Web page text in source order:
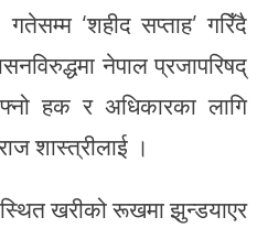
‘शहीद सप्ताह’ गरिँदै
नेपाल प्रजापरिषद्
हक र अधिकारका लागि
शास्त्रीलाई ।
खरीको रूखमा झुन्डयाएर